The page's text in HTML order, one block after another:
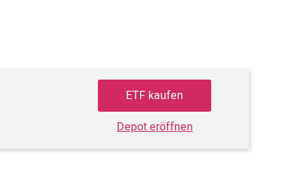
ETF kaufen
Depot eröffnen